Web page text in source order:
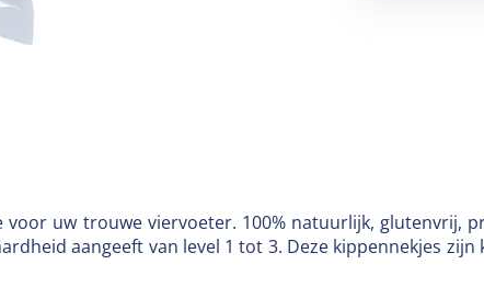
uw trouwe viervoeter. 100% natuurlijk, glutenvrij,
aangeeft van level 1 tot 3. Deze kippennekjes